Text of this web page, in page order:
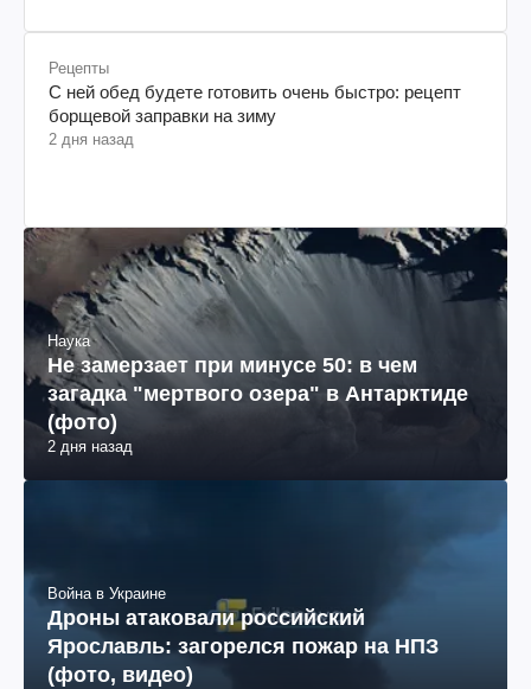
Рецепты
С ней обед будете готовить очень быстро: рецепт
борщевой заправки на зиму
2 дня назад
Наука
Не замерзает при минусе 50: в чем
загадка "мертвого озера" в Антарктиде
(фото)
2 дня назад
Война в Украине
Дроны атаковали российский
Ярославль: загорелся пожар на НПЗ
(фото, видео)